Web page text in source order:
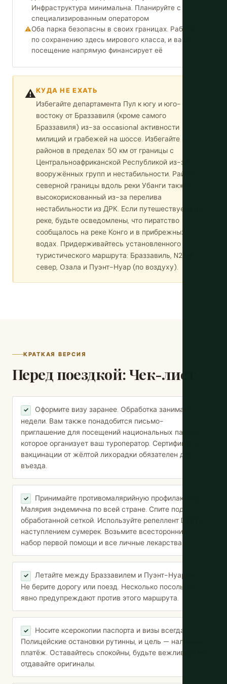
Инфраструктура минимальна. Планируйте с
специализированным оператором
Оба парка безопасны в своих границах. Работа
по сохранению здесь мирового класса, и ваше
посещение напрямую финансирует её
⚠️КУДА НЕ ЕХАТЬ
Избегайте департамента Пул к югу и юго-
востоку от Браззавиля (кроме самого
Браззавиля) из-за occasional активности
милиций и грабежей на шоссе. Избегайте
районов в пределах 50 км от границы с
Центральноафриканской Республикой из-за
вооружённых групп и нестабильности. Район
северной границы вдоль реки Убанги также
высокорискованный из-за перелива
нестабильности из ДРК. Если путешествуете по
реке, будьте осведомлены, что пиратство
сообщалось на реке Конго и в прибрежных
водах. Придерживайтесь установленного
туристического маршрута: Браззавиль, N2 на
север, Озала и Пуэнт-Нуар (по воздуху).
КРАТКАЯ ВЕРСИЯ
Перед поездкой: Чек-лист
✓
Оформите визу заранее. Обработка занимает
недели. Вам также понадобится письмо-
приглашение для посещений национальных парков,
которое организует ваш туроператор. Сертификат о
вакцинации от жёлтой лихорадки обязателен для
въезда.
✓
Принимайте противомалярийную профилактику.
Малярия эндемична по всей стране. Спите под
обработанной сеткой. Используйте репеллент DEET с
наступлением сумерек. Возьмите всесторонний
набор первой помощи и все личные лекарства.
✓
Летайте между Браззавилем и Пуэнт-Нуаром.
Не берите дорогу или поезд. Несколько посольств
явно предупреждают против этого маршрута.
✓
Носите ксерокопии паспорта и визы всегда.
Полицейские остановки рутинны, и цель — наличный
платёж. Оставайтесь спокойны, будьте вежливы и не
отдавайте оригиналы.